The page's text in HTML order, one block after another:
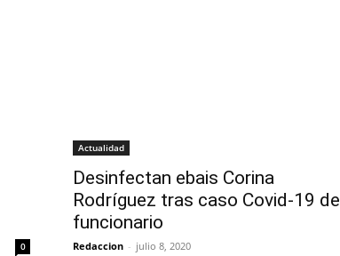
0
Actualidad
Desinfectan ebais Corina
Rodríguez tras caso Covid-19 de
funcionario
Redaccion - julio 8, 2020